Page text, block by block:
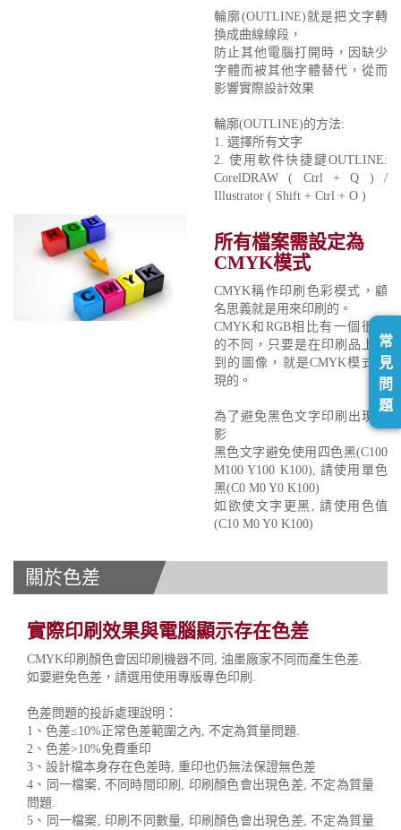
輪廓(OUTLINE)就是把文字轉
換成曲線線段，
防止其他電腦打開時，因缺少
字體而被其他字體替代，從而
影響實際設計效果
輪廓(OUTLINE)的方法:
1. 選擇所有文字
2. 使用軟件快捷鍵OUTLINE:
CorelDRAW ( Ctrl + Q ) /
Illustrator ( Shift + Ctrl + O )
所有檔案需設定為
CMYK模式
CMYK稱作印刷色彩模式，顧
名思義就是用來印刷的。
CMYK和RGB相比有一個很大
的不同，只要是在印刷品上看
到的圖像，就是CMYK模式表
現的。
為了避免黑色文字印刷出現重
影
黑色文字避免使用四色黑(C100
M100 Y100 K100), 請使用單色
黑(C0 M0 Y0 K100)
如欲使文字更黑, 請使用色值
(C10 M0 Y0 K100)
關於色差
實際印刷效果與電腦顯示存在色差
CMYK印刷顏色會因印刷機器不同, 油墨廠家不同而產生色差.
如要避免色差，請選用使用專版專色印刷.
色差問題的投訴處理說明：
1、色差≤10%正常色差範圍之內, 不定為質量問題.
2、色差>10%免費重印
3、設計檔本身存在色差時, 重印也仍無法保證無色差
4、同一檔案, 不同時間印刷, 印刷顏色會出現色差, 不定為質量
問題.
5、同一檔案, 印刷不同數量, 印刷顏色會出現色差, 不定為質量
常
見
問
題